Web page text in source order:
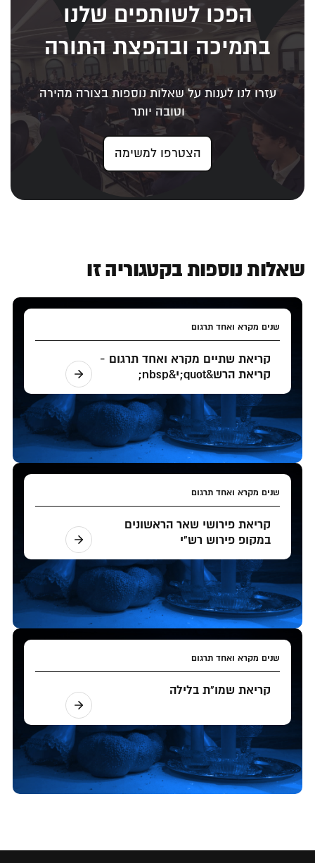
הפכו לשותפים שלנו
בתמיכה ובהפצת התורה
עזרו לנו לענות על שאלות נוספות בצורה מהירה
וטובה יותר
הצטרפו למשימה
שאלות נוספות בקטגוריה זו
שנים מקרא ואחד תרגום
קריאת שתיים מקרא ואחד תרגום -
קריאת הרש&quot;י&nbsp;
שנים מקרא ואחד תרגום
קריאת פירושי שאר הראשונים
במקופ פירוש רש"י
שנים מקרא ואחד תרגום
קריאת שמו"ת בלילה